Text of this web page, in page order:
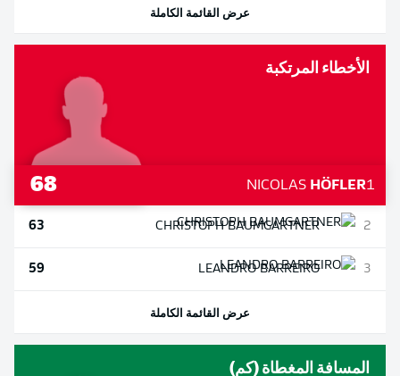
عرض القائمة الكاملة
الأخطاء المرتكبة
1
NICOLAS HÖFLER
68
2
CHRISTOPHBAUMGARTNER
63
3
LEANDROBARREIRO
59
عرض القائمة الكاملة
المسافة المغطاة (كم)